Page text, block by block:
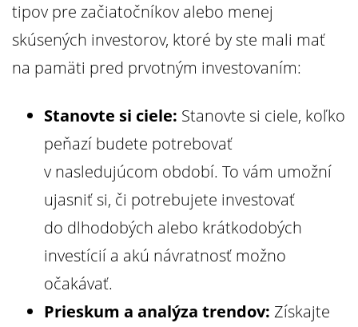
tipov pre začiatočníkov alebo menej
skúsených investorov, ktoré by ste mali mať
na pamäti pred prvotným investovaním:
Stanovte si ciele: Stanovte si ciele, koľko
peňazí budete potrebovať
v nasledujúcom období. To vám umožní
ujasniť si, či potrebujete investovať
do dlhodobých alebo krátkodobých
investícií a akú návratnosť možno
očakávať.
Prieskum a analýza trendov: Získajte